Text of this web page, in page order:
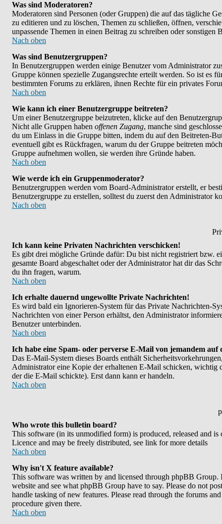
Was sind Moderatoren?
Moderatoren sind Personen (oder Gruppen) die auf das tägliche
zu editieren und zu löschen, Themen zu schließen, öffnen,
unpassende Themen in einen Beitrag zu schreiben oder sonstigen
Nach oben
Was sind Benutzergruppen?
In Benutzergruppen werden einige Benutzer vom Administrator
Gruppe können spezielle Zugangsrechte erteilt werden. So ist es
bestimmten Forums zu erklären, ihnen Rechte für ein privates
Nach oben
Wie kann ich einer Benutzergruppe beitreten?
Um einer Benutzergruppe beizutreten, klicke auf den
Nicht alle Gruppen haben offenen Zugang, manche sind
du um Einlass in die Gruppe bitten, indem du auf den Beitreten-
eventuell gibt es Rückfragen, warum du der Gruppe beitreten
Gruppe aufnehmen wollen, sie werden ihre Gründe haben.
Nach oben
Wie werde ich ein Gruppenmoderator?
Benutzergruppen werden vom Board-Administrator erstellt, er
Benutzergruppe zu erstellen, solltest du zuerst den Administrator
Nach oben
Ich kann keine Privaten Nachrichten verschicken!
Es gibt drei mögliche Gründe dafür: Du bist nicht registriert bzw.
gesamte Board abgeschaltet oder der Administrator hat dir das
du ihn fragen, warum.
Nach oben
Ich erhalte dauernd ungewollte Private Nachrichten!
Es wird bald ein Ignorieren-System für das Private Nachrichten-
Nachrichten von einer Person erhältst, den Administrator
Benutzer unterbinden.
Nach oben
Ich habe eine Spam- oder perverse E-Mail von jemandem auf
Das E-Mail-System dieses Boards enthält
Administrator eine Kopie der erhaltenen E-Mail schicken, wichtig
der die E-Mail schickte). Erst dann kann er handeln.
Nach oben
Who wrote this bulletin board?
This software (in its unmodified form) is produced, released and
Licence and may be freely distributed, see link for more details
Nach oben
Why isn't X feature available?
This software was written by and licensed through phpBB Group.
website and see what phpBB Group have to say. Please do not
handle tasking of new features. Please read through the forums
procedure given there.
Nach oben